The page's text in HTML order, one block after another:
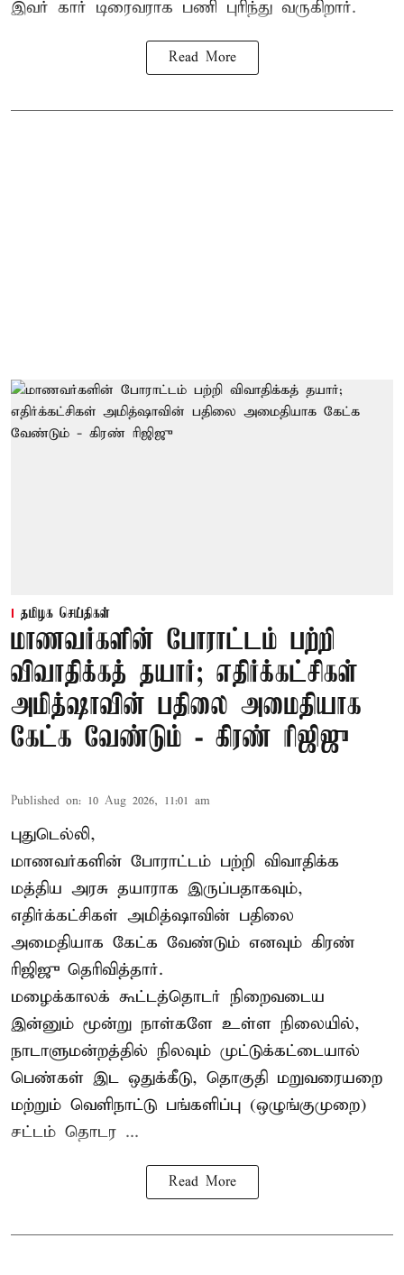
இவர் கார் டிரைவராக பணி புரிந்து வருகிறார்.
Read More
தமிழக செய்திகள்
மாணவர்களின் போராட்டம் பற்றி
விவாதிக்கத் தயார்; எதிர்க்கட்சிகள்
அமித்ஷாவின் பதிலை அமைதியாக
கேட்க வேண்டும் - கிரண் ரிஜிஜு
Published on: 10 Aug 2026, 11:01 am
புதுடெல்லி,
மாணவர்களின் போராட்டம் பற்றி விவாதிக்க
மத்திய அரசு தயாராக இருப்பதாகவும்,
எதிர்க்கட்சிகள் அமித்ஷாவின் பதிலை
அமைதியாக கேட்க வேண்டும் எனவும் கிரண்
ரிஜிஜு தெரிவித்தார்.
மழைக்காலக் கூட்டத்தொடர் நிறைவடைய
இன்னும் மூன்று நாள்களே உள்ள நிலையில்,
நாடாளுமன்றத்தில் நிலவும் முட்டுக்கட்டையால்
பெண்கள் இட ஒதுக்கீடு, தொகுதி மறுவரையறை
மற்றும் வெளிநாட்டு பங்களிப்பு (ஒழுங்குமுறை)
சட்டம் தொடர ...
Read More